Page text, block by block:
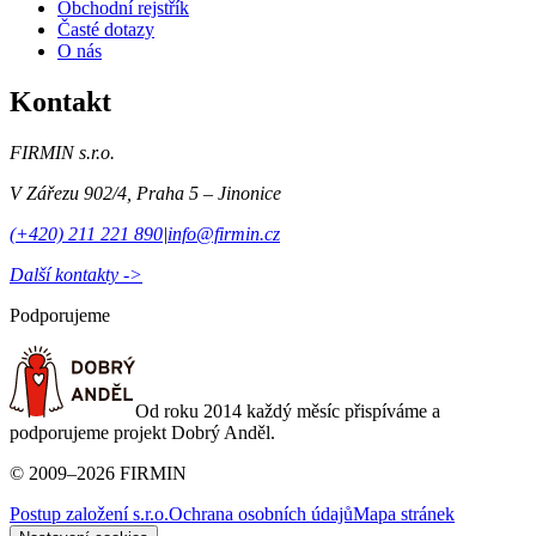
Obchodní rejstřík
Časté dotazy
O nás
Kontakt
FIRMIN s.r.o.
V Zářezu 902/4 Praha 5 – Jinonice
(+420) 211 221 890|info@firmin.cz
Další kontakty ->
Podporujeme
Od roku 2014 každý měsíc přispíváme a
podporujeme projekt Dobrý Anděl.
© 2009–2026 FIRMIN
Postup založení s.r.o.Ochrana osobních údajůMapa stránek